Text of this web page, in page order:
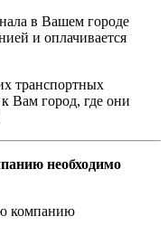
в Вашем городе
и оплачивается
транспортных
Вам город, где они
необходимо
компанию